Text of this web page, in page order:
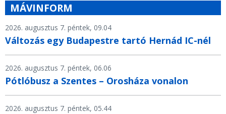
MÁVINFORM
2026. augusztus 7. péntek, 09.04
Változás egy Budapestre tartó Hernád IC-nél
2026. augusztus 7. péntek, 06.06
Pótlóbusz a Szentes – Orosháza vonalon
2026. augusztus 7. péntek, 05.44